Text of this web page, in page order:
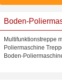
Boden-
Multifunktionstreppe
Poliermaschine
Boden-